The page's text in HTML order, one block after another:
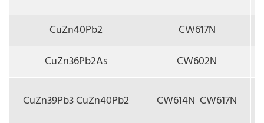
CuZn40Pb2
CW617N
CuZn36Pb2As
CW602N
CuZn39Pb3 CuZn40Pb2 CW614N CW617N